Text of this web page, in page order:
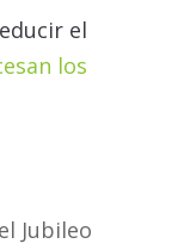
el
los
Jubileo